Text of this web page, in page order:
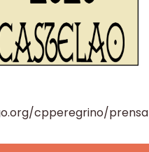
cpperegrino/